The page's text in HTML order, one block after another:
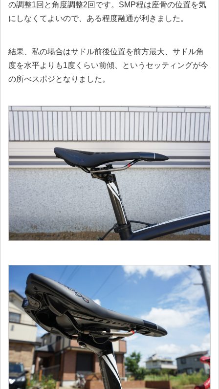
の調整1回と角度調整2回です。SMP程は座骨の位置を気
にしなくてよいので、ある程度融通が利きました。
結果、私の場合はサドル前後位置を前方最大、サドル角
度を水平よりも1度くらい前傾、というセッティングが今
の所べスポジとなりました。